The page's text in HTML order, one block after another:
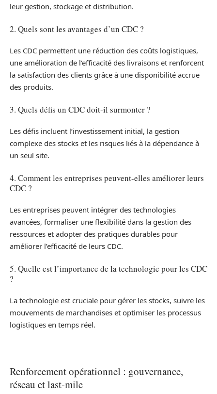
leur gestion, stockage et distribution.
2. Quels sont les avantages d’un CDC ?
Les CDC permettent une réduction des coûts logistiques,
une amélioration de l’efficacité des livraisons et renforcent
la satisfaction des clients grâce à une disponibilité accrue
des produits.
3. Quels défis un CDC doit-il surmonter ?
Les défis incluent l’investissement initial, la gestion
complexe des stocks et les risques liés à la dépendance à
un seul site.
4. Comment les entreprises peuvent-elles améliorer leurs
CDC ?
Les entreprises peuvent intégrer des technologies
avancées, formaliser une flexibilité dans la gestion des
ressources et adopter des pratiques durables pour
améliorer l’efficacité de leurs CDC.
5. Quelle est l’importance de la technologie pour les CDC
?
La technologie est cruciale pour gérer les stocks, suivre les
mouvements de marchandises et optimiser les processus
logistiques en temps réel.
Renforcement opérationnel : gouvernance,
réseau et last-mile